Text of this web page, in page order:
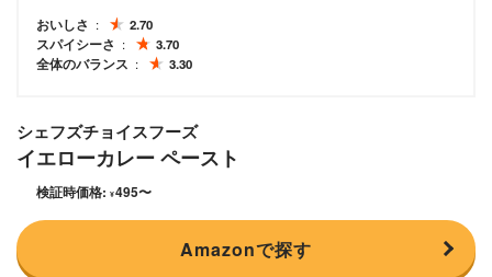
おいしさ
2.70
スパイシーさ
3.70
全体のバランス
3.30
シェフズチョイスフーズ
イエローカレー ペースト
検証時価格: ¥495〜
Amazonで探す